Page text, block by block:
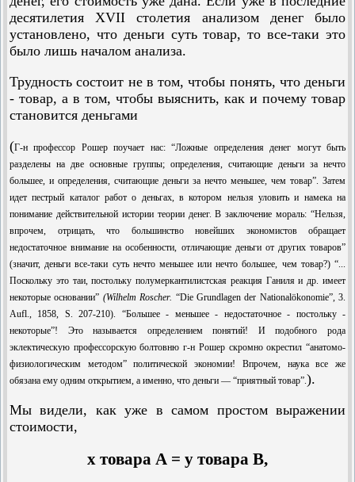
десятилетия XVII столетия анализом денег было
установлено, что деньги суть товар, то все-таки это
было лишь началом анализа.
Трудность состоит не в том, чтобы понять, что деньги
- товар, а в том, чтобы выяснить, как и почему товар
становится деньгами
(Г-н профессор Рошер поучает нас: “Ложные определения денег могут быть
разделены на две основные группы; определения, считающие деньги за нечто
большее, и определения, считающие деньги за нечто меньшее, чем товар”. Затем
идет пестрый каталог работ о деньгах, в котором нельзя уловить и намека на
понимание действитель­ной истории теории денег. В заключение мораль: “Нельзя,
впрочем, отрицать, что большинство новейших экономистов обращает
недостаточное внимание на особенности, отличающие деньги от других товаров”
(значит, деньги все-таки суть нечто меньшее или нечто большее, чем товар?) “...
Поскольку это таи, постольку полумерканти­листская реакция Ганиля и др. имеет
некоторые основании” (Wilhelm Roscher. “Die Grundlagen der Nationalökonomie”, 3.
Aufl., 1858, S. 207-210). “Большее - меньшее - недостаточное - постольку -
некоторые”! Это называется определением понятий! И подобного рода
эклектическую профессорскую болтовню г-н Рошер скромно окрестил “анатомо-
физиологическим методом” политической экономии! Впрочем, наука все же
обязана ему одним открытием, а именно, что деньги — “приятный товар”. ).
Мы видели, как уже в самом простом выражении
стоимости,
х товара А = у товара В,